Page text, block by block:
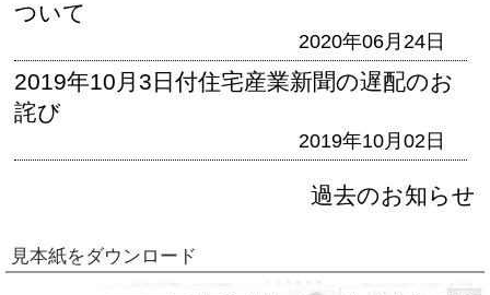
ついて
2020年06月24日
2019年10月3日付住宅産業新聞の遅配のお
詫び
2019年10月02日
過去のお知らせ
見本紙をダウンロード